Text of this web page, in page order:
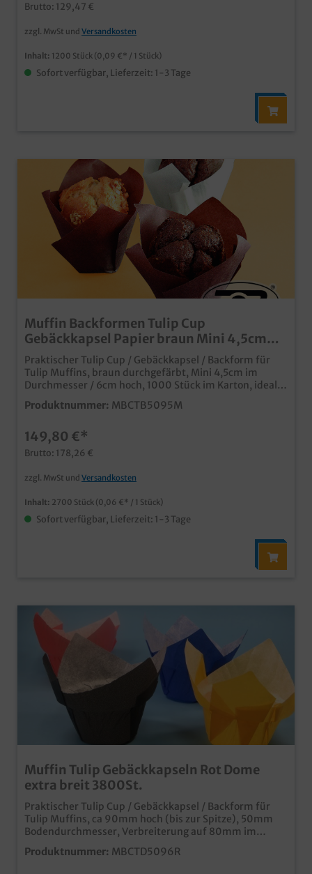
Brutto: 129,47 €
zzgl. MwSt und Versandkosten
Inhalt: 1200 Stück (0,09 €* / 1 Stück)
Sofort verfügbar, Lieferzeit: 1-3 Tage
Muffin Backformen Tulip Cup
Gebäckkapsel Papier braun Mini 4,5cm
2700St.
Praktischer Tulip Cup / Gebäckkapsel / Backform für
Tulip Muffins, braun durchgefärbt, Mini 4,5cm im
Durchmesser / 6cm hoch, 1000 Stück im Karton, ideal
für den Einsatz in Bäckerei, Konditorei oder im Coffee to
go perfekt für kleine Muffins oder Cupcakes praktisches
Verkauf
Produktnummer: MBCTB5095M
149,80 €*
Brutto: 178,26 €
zzgl. MwSt und Versandkosten
Inhalt: 2700 Stück (0,06 €* / 1 Stück)
Sofort verfügbar, Lieferzeit: 1-3 Tage
Muffin Tulip Gebäckkapseln Rot Dome
extra breit 3800St.
Praktischer Tulip Cup / Gebäckkapsel / Backform für
Tulip Muffins, ca 90mm hoch (bis zur Spitze), 50mm
Bodendurchmesser, Verbreiterung auf 80mm im
Kopfbereich, farbig Rot, 3800 Stück im Karton, ideal für
den Einsatz in Bäckerei, Konditorei oder im Coffee to go
Produktnummer: MBCTD5096R